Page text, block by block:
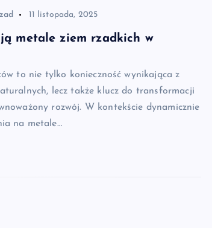
11 listopada, 2025
metale ziem rzadkich w
to nie tylko konieczność wynikająca z
lecz także klucz do transformacji
rozwój. W kontekście dynamicznie
na metale…